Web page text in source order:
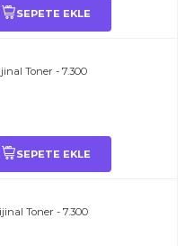
SEPETE EKLE
Toner - 7.300
SEPETE EKLE
Toner - 7.300